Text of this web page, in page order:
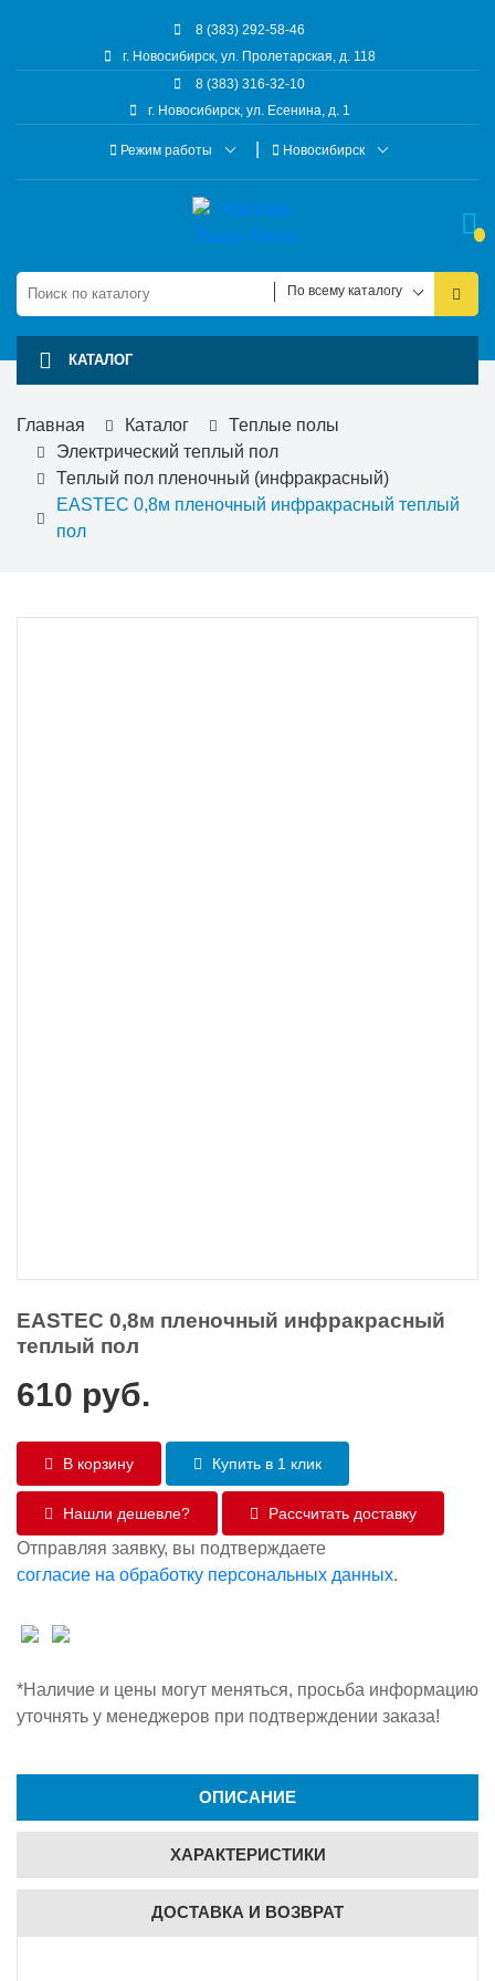
8 (383) 292-58-46
г. Новосибирск, ул. Пролетарская, д. 118
8 (383) 316-32-10
г. Новосибирск, ул. Есенина, д. 1
Режим работы Новосибирск
По всему каталогу
КАТАЛОГ
Главная Каталог
Теплые полы
Электрический теплый пол
Теплый пол пленочный (инфракрасный)
EASTEC 0,8м пленочный инфракрасный теплый
пол
EASTEC 0,8м пленочный инфракрасный
теплый пол
610 руб.
В корзину Купить в 1 клик
Нашли дешевле? Рассчитать доставку
Отправляя заявку, вы подтверждаете
согласие на обработку персональных данных.
*Наличие и цены могут меняться, просьба информацию
уточнять у менеджеров при подтверждении заказа!
ОПИСАНИЕ
ХАРАКТЕРИСТИКИ
ДОСТАВКА И ВОЗВРАТ